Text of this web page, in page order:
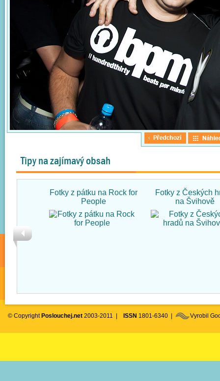
Tipy na zajímavý obsah
Fotky z pátku na Rock for
People
Fotky z Českých
na Švihově
© Copyright Poslouchej.net 2003-2011 | ISSN 1801-6340 | Vyrobil